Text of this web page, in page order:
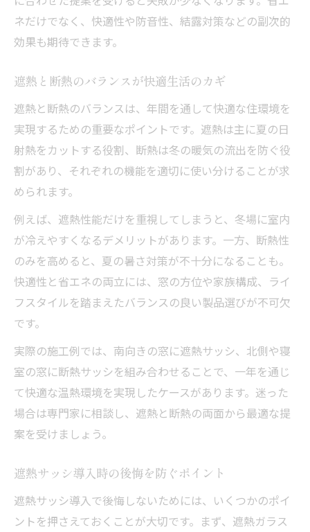
ネだけでなく、快適性や防音性、結露対策などの副次的
効果も期待できます。
遮熱と断熱のバランスが快適生活のカギ
遮熱と断熱のバランスは、年間を通して快適な住環境を
実現するための重要なポイントです。遮熱は主に夏の日
射熱をカットする役割、断熱は冬の暖気の流出を防ぐ役
割があり、それぞれの機能を適切に使い分けることが求
められます。
例えば、遮熱性能だけを重視してしまうと、冬場に室内
が冷えやすくなるデメリットがあります。一方、断熱性
のみを高めると、夏の暑さ対策が不十分になることも。
快適性と省エネの両立には、窓の方位や家族構成、ライ
フスタイルを踏まえたバランスの良い製品選びが不可欠
です。
実際の施工例では、南向きの窓に遮熱サッシ、北側や寝
室の窓に断熱サッシを組み合わせることで、一年を通じ
て快適な温熱環境を実現したケースがあります。迷った
場合は専門家に相談し、遮熱と断熱の両面から最適な提
案を受けましょう。
遮熱サッシ導入時の後悔を防ぐポイント
遮熱サッシ導入で後悔しないためには、いくつかのポイ
ントを押さえておくことが大切です。まず、遮熱ガラス